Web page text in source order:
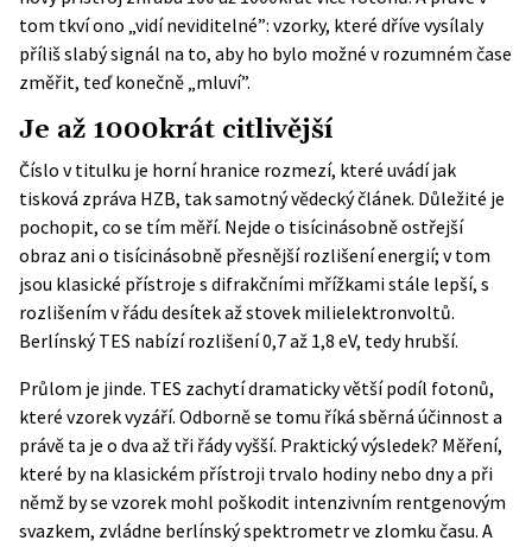
tom tkví ono „vidí neviditelné”: vzorky, které dříve vysílaly
příliš slabý signál na to, aby ho bylo možné v rozumném čase
změřit, teď konečně „mluví”.
Je až 1000krát citlivější
Číslo v titulku je horní hranice rozmezí, které uvádí jak
tisková zpráva HZB, tak samotný vědecký článek. Důležité je
pochopit, co se tím měří. Nejde o tisícinásobně ostřejší
obraz ani o tisícinásobně přesnější rozlišení energií; v tom
jsou klasické přístroje s difrakčními mřížkami stále lepší, s
rozlišením v řádu desítek až stovek milielektronvoltů.
Berlínský TES nabízí rozlišení 0,7 až 1,8 eV, tedy hrubší.
Průlom je jinde. TES zachytí dramaticky větší podíl fotonů,
které vzorek vyzáří. Odborně se tomu říká sběrná účinnost a
právě ta je o dva až tři řády vyšší. Praktický výsledek? Měření,
které by na klasickém přístroji trvalo hodiny nebo dny a při
němž by se vzorek mohl poškodit intenzivním rentgenovým
svazkem, zvládne berlínský spektrometr ve zlomku času. A